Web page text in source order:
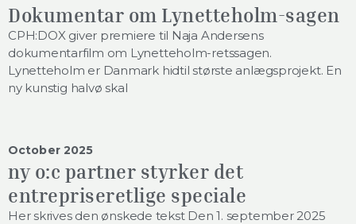
Dokumentar om Lynetteholm-sagen
CPH:DOX giver premiere til Naja Andersens
dokumentarfilm om Lynetteholm-retssagen.
Lynetteholm er Danmark hidtil største anlægsprojekt. En
ny kunstig halvø skal
October 2025
ny o:c partner styrker det
entrepriseretlige speciale
Her skrives den ønskede tekst Den 1. september 2025